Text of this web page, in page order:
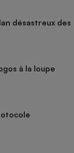
désastreux des
à la loupe